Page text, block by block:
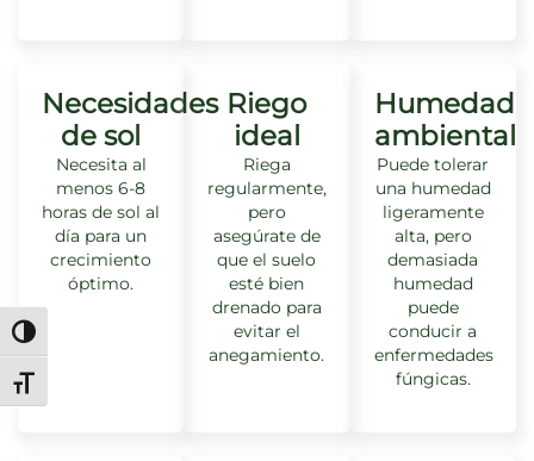
Alternar alto contraste
Alternar tamaño de letra
Necesidades
de sol
Necesita al
menos 6-8
horas de sol al
día para un
crecimiento
óptimo.
Riego
ideal
Riega
regularmente,
pero
asegúrate de
que el suelo
esté bien
drenado para
evitar el
anegamiento.
Humedad
ambiental
Puede tolerar
una humedad
ligeramente
alta, pero
demasiada
humedad
puede
conducir a
enfermedades
fúngicas.